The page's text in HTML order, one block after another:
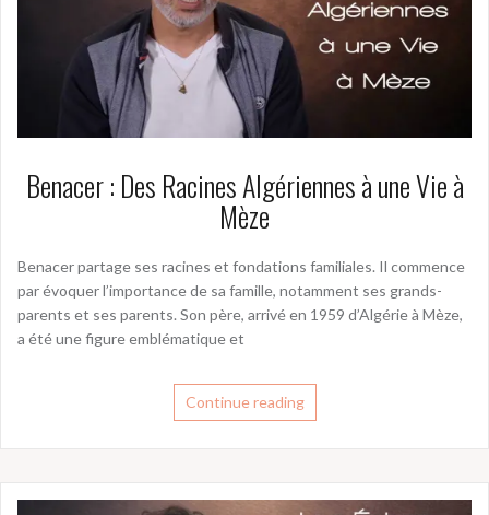
Benacer : Des Racines Algériennes à une Vie à
Mèze
Benacer partage ses racines et fondations familiales. Il commence
par évoquer l’importance de sa famille, notamment ses grands-
parents et ses parents. Son père, arrivé en 1959 d’Algérie à Mèze,
a été une figure emblématique et
Continue reading